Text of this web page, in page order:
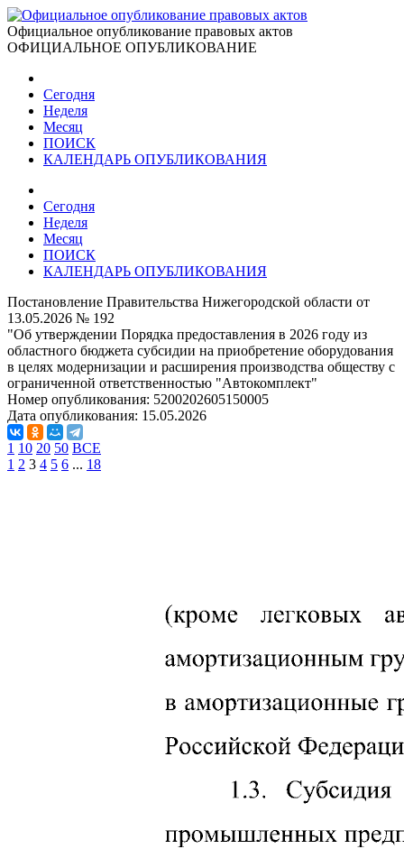
Официальное опубликование правовых актов
ОФИЦИАЛЬНОЕ ОПУБЛИКОВАНИЕ
Сегодня
Неделя
Месяц
ПОИСК
КАЛЕНДАРЬ ОПУБЛИКОВАНИЯ
Сегодня
Неделя
Месяц
ПОИСК
КАЛЕНДАРЬ ОПУБЛИКОВАНИЯ
Постановление Правительства Нижегородской области от
13.05.2026 № 192
"Об утверждении Порядка предоставления в 2026 году из
областного бюджета субсидии на приобретение оборудования
в целях модернизации и расширения производства обществу с
ограниченной ответственностью "Автокомплект"
Номер опубликования: 5200202605150005
Дата опубликования: 15.05.2026
1 10 20 50 ВСЕ
1 2 3 4 5 6 ... 18